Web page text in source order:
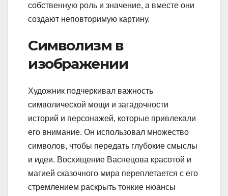
собственную роль и значение, а вместе они
создают неповторимую картину.
Символизм в
изображении
Художник подчеркивал важность
символической мощи и загадочности
историй и персонажей, которые привлекали
его внимание. Он использовал множество
символов, чтобы передать глубокие смыслы
и идеи. Восхищение Васнецова красотой и
магией сказочного мира переплетается с его
стремлением раскрыть тонкие нюансы